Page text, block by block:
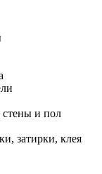
стены и пол
затирки, клея